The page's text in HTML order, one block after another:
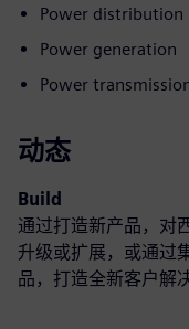
Power distribution
Power generation
Power
动态
Build
通过打造新产品，对
升级或扩展，或通过
品，打造全新客户解